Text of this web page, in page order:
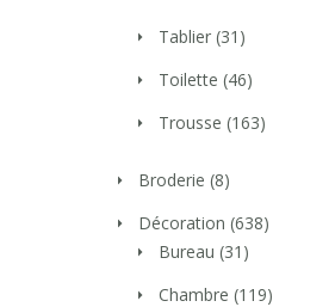
Tablier (31)
Toilette (46)
Trousse (163)
Broderie (8)
Décoration (638)
Bureau (31)
Chambre (119)